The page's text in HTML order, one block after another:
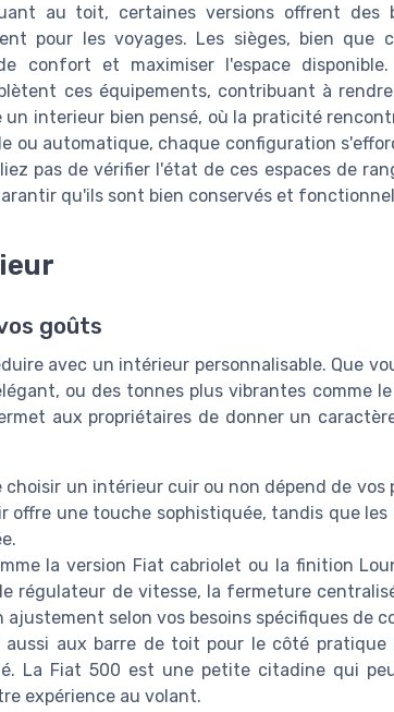
au toit, certaines versions offrent des
pour les voyages. Les sièges, bien que
confort et maximiser l'espace
ces équipements, contribuant à
un interieur bien pensé, où la praticité
ou automatique, chaque configuration
pas de vérifier l'état de ces espaces de
qu'ils sont bien conservés et
goûts
avec un intérieur personnalisable. Que
ou des tonnes plus vibrantes comme
aux propriétaires de donner un
choisir un intérieur cuir ou non dépend de vos
une touche sophistiquée, tandis que les
la version Fiat cabriolet ou la finition
régulateur de vitesse, la fermeture
ajustement selon vos besoins spécifiques de
aussi aux barre de toit pour le côté pratique
La Fiat 500 est une petite citadine qui
expérience au volant.